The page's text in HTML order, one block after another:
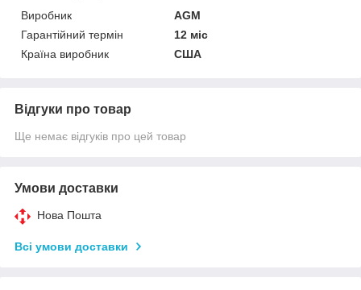
Виробник
AGM
Гарантійний термін
12 міс
Країна виробник
США
Відгуки про товар
Ще немає відгуків про цей товар
Умови доставки
Нова Пошта
Всі умови доставки